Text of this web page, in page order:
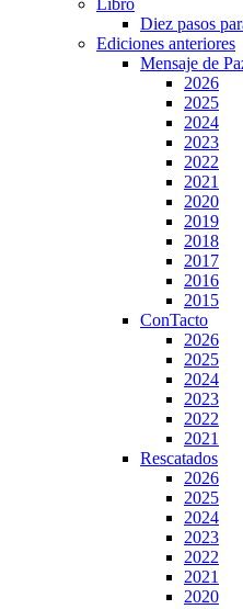
Libro
Diez pasos
Ediciones anteriores
Mensaje de
2026
2025
2024
2023
2022
2021
2020
2019
2018
2017
2016
2015
ConTacto
2026
2025
2024
2023
2022
2021
Rescatados
2026
2025
2024
2023
2022
2021
2020